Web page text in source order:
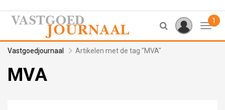
1
Vastgoedjournaal Artikelen met de tag "MVA"
MVA